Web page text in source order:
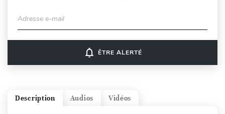
Adresse e-mail
notifications_none ÊTRE ALERTÉ
Vidéos
Audios
Description